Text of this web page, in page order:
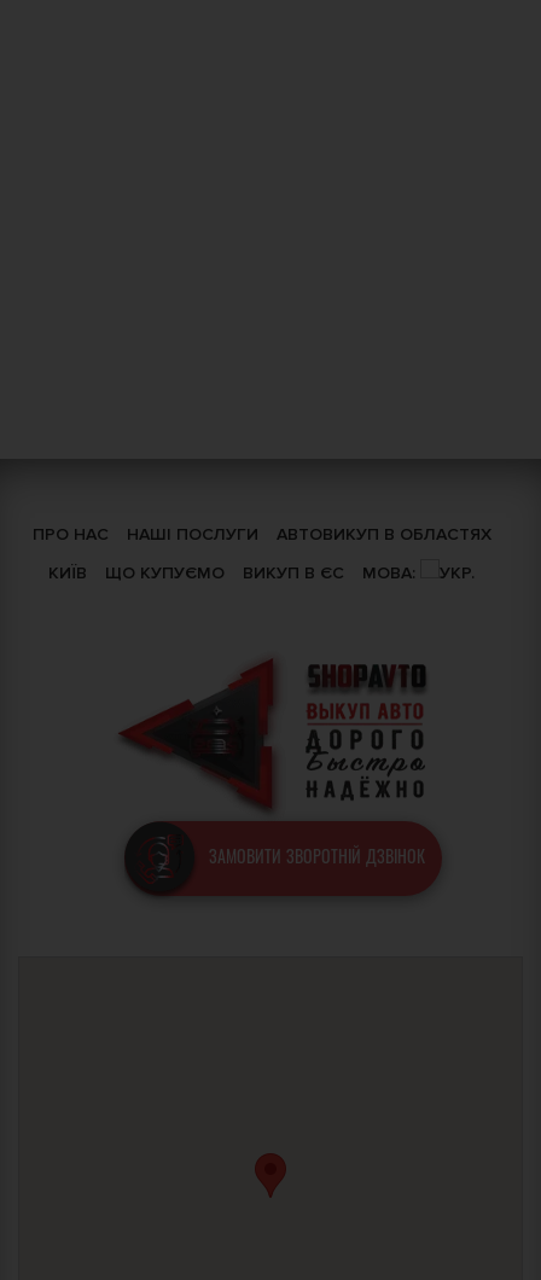
ПРО НАС НАШІ ПОСЛУГИ
АВТОВИКУП В ОБЛАСТЯХ
КИЇВ
ЩО КУПУЄМО ВИКУП В ЄС МОВА:
ЗАМОВИТИ ЗВОРОТНІЙ ДЗВІНОК